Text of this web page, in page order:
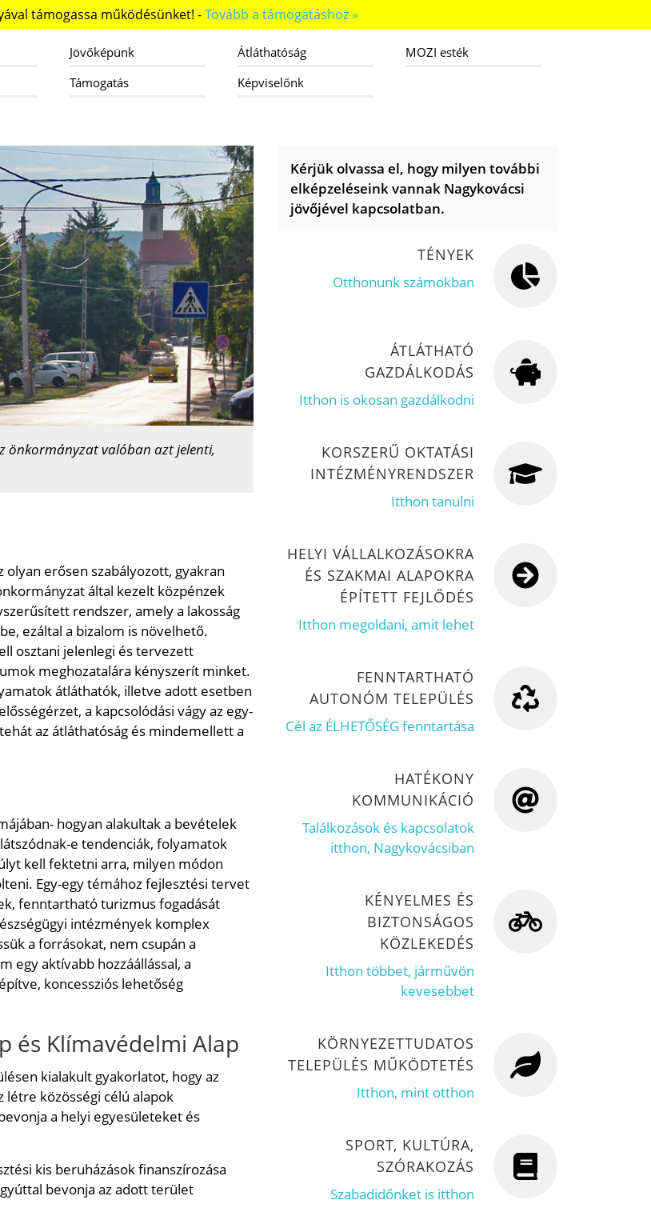
támogassa működésünket! -Tovább a támogatáshoz »
Jövőképünk
Támogatás
Átláthatóság
Képviselőnk
MOZI esték
önkormányzat valóban azt jelenti,
erősen szabályozott, gyakran
által kezelt közpénzek
rendszer, amely a lakosság
ezáltal a bizalom is növelhető.
osztani jelenlegi és tervezett
meghozatalára kényszerít minket.
átláthatók, illetve adott esetben
a kapcsolódási vágy az egy-
az átláthatóság és mindemellett a
hogyan alakultak a bevételek
e tendenciák, folyamatok
kell fektetni arra, milyen módon
Egy-egy témához fejlesztési tervet
fenntartható turizmus fogadását
intézmények komplex
a forrásokat, nem csupán a
egy aktívabb hozzáállással, a
koncessziós lehetőség
és Klímavédelmi Alap
kialakult gyakorlatot, hogy az
közösségi célú alapok
a helyi egyesületeket és
kis beruházások finanszírozása
bevonja az adott terület
Kérjük olvassa el, hogy milyen további
elképzeléseink vannak Nagykovácsi
jövőjével kapcsolatban.
TÉNYEK
Otthonunk számokban
ÁTLÁTHATÓ
GAZDÁLKODÁS
Itthon is okosan gazdálkodni
KORSZERŰ OKTATÁSI
INTÉZMÉNYRENDSZER
Itthon tanulni
HELYI VÁLLALKOZÁSOKRA
ÉS SZAKMAI ALAPOKRA
ÉPÍTETT FEJLŐDÉS
Itthon megoldani, amit lehet
FENNTARTHATÓ
AUTONÓM TELEPÜLÉS
Cél az ÉLHETŐSÉG fenntartása
HATÉKONY
KOMMUNIKÁCIÓ
Találkozások és kapcsolatok
itthon, Nagykovácsiban
KÉNYELMES ÉS
BIZTONSÁGOS
KÖZLEKEDÉS
Itthon többet, járművön
kevesebbet
KÖRNYEZETTUDATOS
TELEPÜLÉS MŰKÖDTETÉS
Itthon, mint otthon
SPORT, KULTÚRA,
SZÓRAKOZÁS
Szabadidőnket is itthon